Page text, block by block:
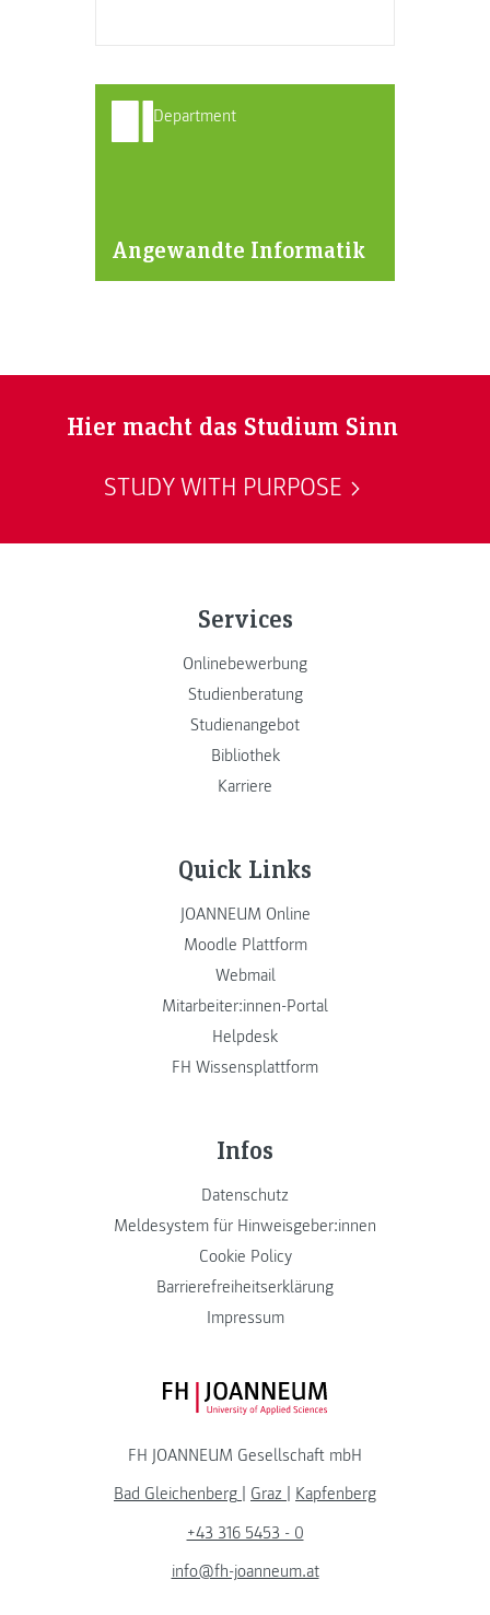
Department
Angewandte Informatik
Hier macht das Studium Sinn
STUDY WITH PURPOSE
Services
Onlinebewerbung
Studienberatung
Studienangebot
Bibliothek
Karriere
Quick Links
JOANNEUM Online
Moodle Plattform
Webmail
Mitarbeiter:innen-Portal
Helpdesk
FH Wissensplattform
Infos
Datenschutz
Meldesystem für Hinweisgeber:innen
Cookie Policy
Barrierefreiheitserklärung
Impressum
FH JOANNEUM Logo
FH JOANNEUM Gesellschaft mbH
Bad Gleichenberg
Graz
Kapfenberg
+43 316 5453 - 0
info@fh-joanneum.at